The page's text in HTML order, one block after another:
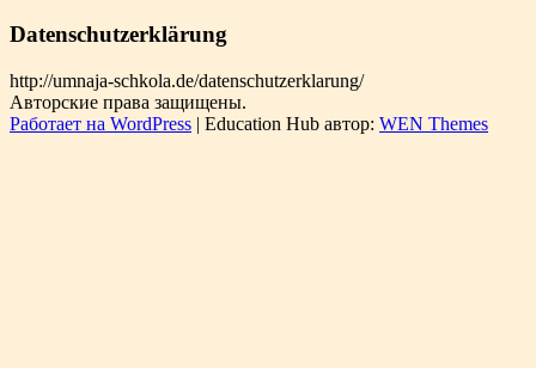
Datenschutzerklärung
http://umnaja-schkola.de/datenschutzerklarung/
Авторские права защищены.
Работает на WordPress | Education Hub автор: WEN Themes